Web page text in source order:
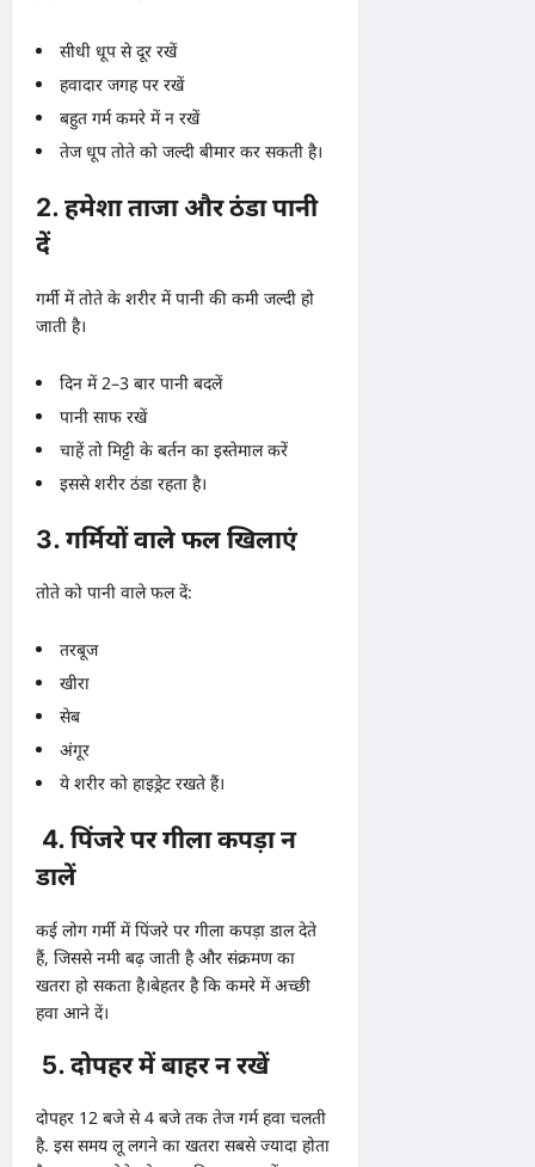
सीधी धूप से दूर रखें
हवादार जगह पर रखें
बहुत गर्म कमरे में न रखें
तेज धूप तोते को जल्दी बीमार कर सकती है।
2. हमेशा ताजा और ठंडा पानी
दें
गर्मी में तोते के शरीर में पानी की कमी जल्दी हो
जाती है।
दिन में 2–3 बार पानी बदलें
पानी साफ रखें
चाहें तो मिट्टी के बर्तन का इस्तेमाल करें
इससे शरीर ठंडा रहता है।
3. गर्मियों वाले फल खिलाएं
तोते को पानी वाले फल दें:
तरबूज
खीरा
सेब
अंगूर
ये शरीर को हाइड्रेट रखते हैं।
4. पिंजरे पर गीला कपड़ा न
डालें
कई लोग गर्मी में पिंजरे पर गीला कपड़ा डाल देते
हैं, जिससे नमी बढ़ जाती है और संक्रमण का
खतरा हो सकता है।बेहतर है कि कमरे में अच्छी
हवा आने दें।
5. दोपहर में बाहर न रखें
दोपहर 12 बजे से 4 बजे तक तेज गर्म हवा चलती
है. इस समय लू लगने का खतरा सबसे ज्यादा होता